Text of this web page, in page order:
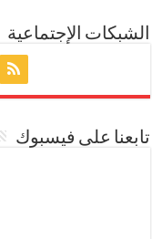
الشبكات الإجتماعية
تابعنا على فيسبوك